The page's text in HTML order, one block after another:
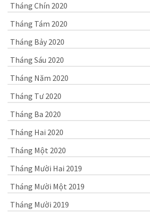
Tháng Chín 2020
Tháng Tám 2020
Tháng Bảy 2020
Tháng Sáu 2020
Tháng Năm 2020
Tháng Tư 2020
Tháng Ba 2020
Tháng Hai 2020
Tháng Một 2020
Tháng Mười Hai 2019
Tháng Mười Một 2019
Tháng Mười 2019